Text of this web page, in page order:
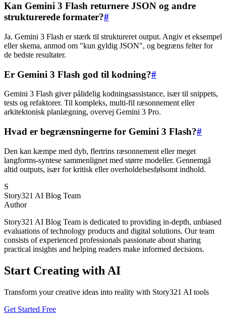
Kan Gemini 3 Flash returnere JSON og andre
strukturerede formater?#
Ja. Gemini 3 Flash er stærk til struktureret output. Angiv et eksempel
eller skema, anmod om "kun gyldig JSON", og begræns felter for
de bedste resultater.
Er Gemini 3 Flash god til kodning?#
Gemini 3 Flash giver pålidelig kodningsassistance, især til snippets,
tests og refaktorer. Til kompleks, multi-fil ræsonnement eller
arkitektonisk planlægning, overvej Gemini 3 Pro.
Hvad er begrænsningerne for Gemini 3 Flash?#
Den kan kæmpe med dyb, flertrins ræsonnement eller meget
langforms-syntese sammenlignet med større modeller. Gennemgå
altid outputs, især for kritisk eller overholdelsesfølsomt indhold.
S
Story321 AI Blog Team
Author
Story321 AI Blog Team is dedicated to providing in-depth, unbiased
evaluations of technology products and digital solutions. Our team
consists of experienced professionals passionate about sharing
practical insights and helping readers make informed decisions.
Start Creating with AI
Transform your creative ideas into reality with Story321 AI tools
Get Started Free